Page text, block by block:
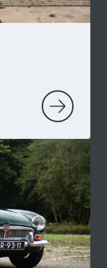
MEER